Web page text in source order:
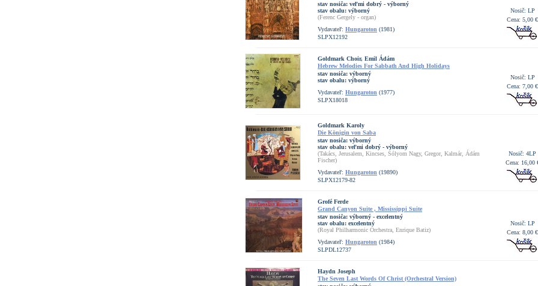
stav nosiča: veľmi dobrý - výborný
stav obalu: výborný
(Ferenc Gergely - organ)
Vydavateľ: Hungaroton (1981)
SLPX12192
Nosič: LP
Cena: 5,00 €
Goldmark Choir, Emil Ádám
Hebrew Melodies For Sabbath And High Holidays
stav nosiča: výborný
stav obalu: výborný
Vydavateľ: Hungaroton (1977)
SLPX18018
Nosič: LP
Cena: 7,00 €
Goldmark Karoly
Die Königin von Saba
stav nosiča: výborný
stav obalu: veľmi dobrý - výborný
(Takács, Jerusalem, Kincses, Sólyom Nagy, Gregor, Kalmár, Ádám
Fischer)
Vydavateľ: Hungaroton (19890)
SLPX12179-82
Nosič: 4LP
Cena: 16,00
Grofé Ferde
Grand Canyon Suite , Mississippi Suite
stav nosiča: výborný - excelentný
stav obalu: excelentný
(Royal Philharmonic Orchestra, Enrique Batiz)
Vydavateľ: Hungaroton (1984)
SLPDL12737
Nosič: LP
Cena: 8,00 €
Haydn Joseph
The Seven Last Words Of Christ (Orchestral Version)